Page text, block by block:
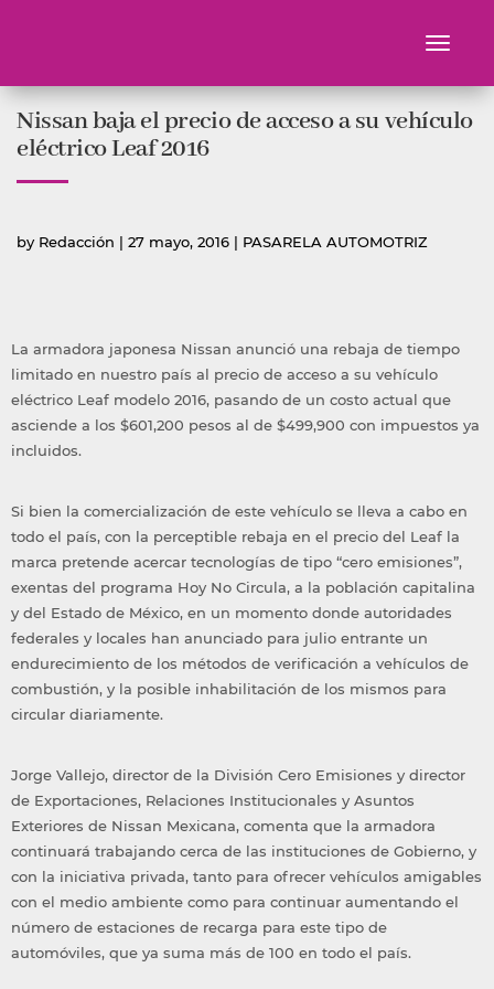
contenido
Toggle
Nissan baja el precio de acceso a su vehículo
eléctrico Leaf 2016
by Publicado
Redacción | 27 mayo, 2016 | Publicada
PASARELA AUTOMOTRIZ
La armadora japonesa Nissan anunció una rebaja de tiempo
limitado en nuestro país al precio de acceso a su vehículo
eléctrico Leaf modelo 2016, pasando de un costo actual que
asciende a los $601,200 pesos al de $499,900 con impuestos ya
incluidos.
Si bien la comercialización de este vehículo se lleva a cabo en
todo el país, con la perceptible rebaja en el precio del Leaf la
marca pretende acercar tecnologías de tipo “cero emisiones”,
exentas del programa Hoy No Circula, a la población capitalina
y del Estado de México, en un momento donde autoridades
federales y locales han anunciado para julio entrante un
endurecimiento de los métodos de verificación a vehículos de
combustión, y la posible inhabilitación de los mismos para
circular diariamente.
Jorge Vallejo, director de la División Cero Emisiones y director
de Exportaciones, Relaciones Institucionales y Asuntos
Exteriores de Nissan Mexicana, comenta que la armadora
continuará trabajando cerca de las instituciones de Gobierno, y
con la iniciativa privada, tanto para ofrecer vehículos amigables
con el medio ambiente como para continuar aumentando el
número de estaciones de recarga para este tipo de
automóviles, que ya suma más de 100 en todo el país.